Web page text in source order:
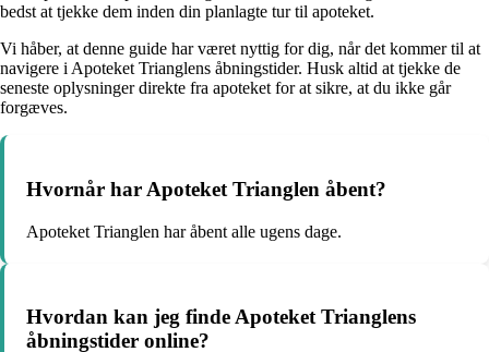
bedst at tjekke dem inden din planlagte tur til apoteket.
Vi håber, at denne guide har været nyttig for dig, når det kommer til at
navigere i Apoteket Trianglens åbningstider. Husk altid at tjekke de
seneste oplysninger direkte fra apoteket for at sikre, at du ikke går
forgæves.
Hvornår har Apoteket Trianglen åbent?
Apoteket Trianglen har åbent alle ugens dage.
Hvordan kan jeg finde Apoteket Trianglens
åbningstider online?